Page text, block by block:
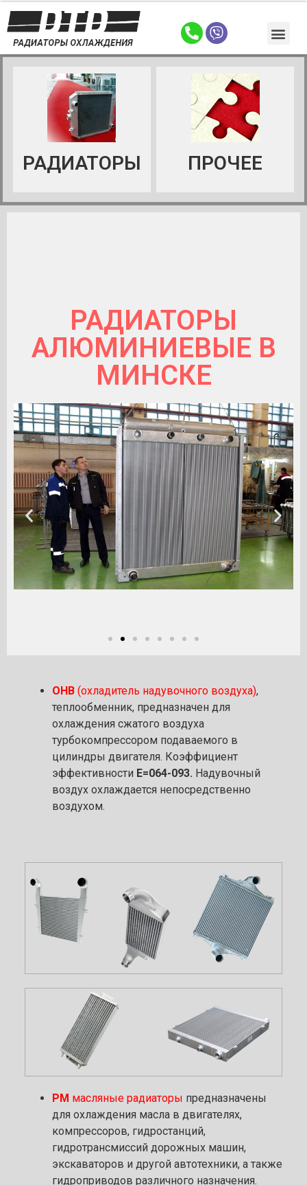
РАДИАТОРЫ ПРОЧЕЕ
РАДИАТОРЫ
АЛЮМИНИЕВЫЕ В
МИНСКЕ
ОНВ(охладитель надувочного воздуха),
теплообменник, предназначен для
охлаждения сжатого воздуха
турбокомпрессором подаваемого в
цилиндры двигателя. Коэффициент
эффективности Е=064-093. Надувочный
воздух охлаждается непосредственно
воздухом.
РМ масляные радиаторы предназначены
для охлаждения масла в двигателях,
компрессоров, гидростанций,
гидротрансмиссий дорожных машин,
экскаваторов и другой автотехники, а также
гидроприводов различного назначения.